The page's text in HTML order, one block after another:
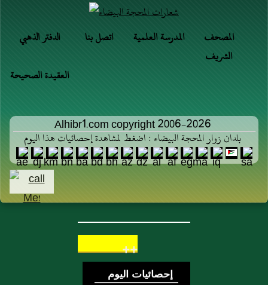
الدفتر الذهبي اتصل بنا المدرسة العلمية
المصحف
الشريف
العقيدة الصحيحة
Alhibr1.com copyright 2006-2026
بلدان زوار المحجة البيضاء : اضغط لمشاهدة إحصائيات هذا اليوم
++